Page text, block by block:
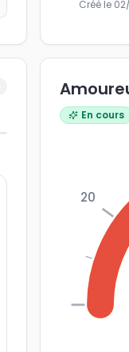
Créé le
En cours
20